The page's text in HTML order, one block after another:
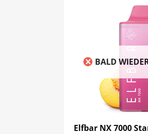
BALD
Elfbar NX 7000